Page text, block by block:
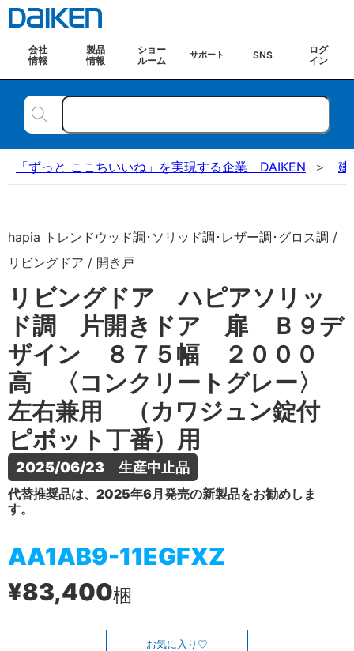
会社
情報
製品
情報
ショー
ルーム
サポート SNS
ログ
イン
「ずっと ここちいいね」を実現する企業 DAIKEN 建
hapia トレンドウッド調･ソリッド調･レザー調･グロス調 /
リビングドア / 開き戸
リビングドア ハピアソリッ
ド調 片開きドア 扉 Ｂ９デ
ザイン ８７５幅 ２０００
高 〈コンクリートグレー〉
左右兼用 （カワジュン錠付
ピボット丁番）用
2025/06/23　生産中止品
代替推奨品は、2025年6月発売の新製品をお勧めしま
す。
AA1AB9-11EGFXZ
¥83,400梱
お気に入り